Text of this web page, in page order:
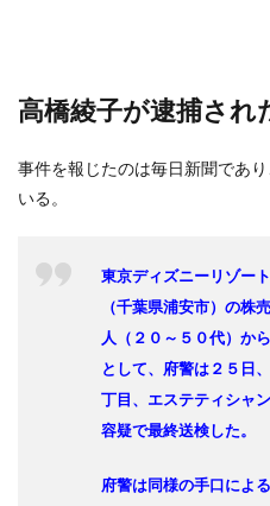
高橋綾子が逮捕され
事件を報じたのは毎日新聞であ
いる。
東京ディズニーリゾー
（千葉県浦安市）の株
人（２０～５０代）か
として、府警は２５日
丁目、エステティシャ
容疑で最終送検した。
府警は同様の手口によ